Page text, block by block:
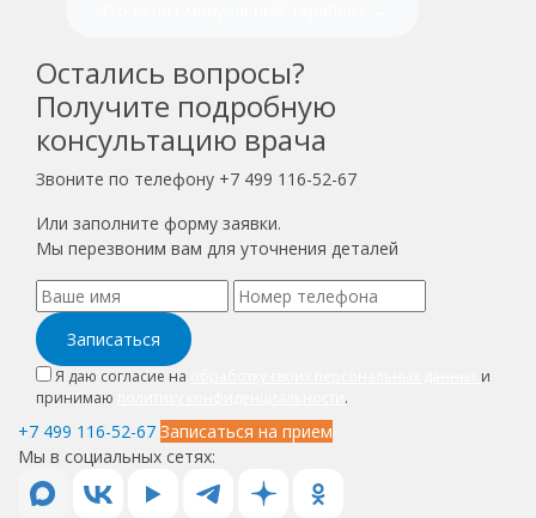
Остались вопросы?
Получите подробную
консультацию врача
Звоните по телефону +7 499 116-52-67
Или заполните форму заявки.
Мы перезвоним вам для уточнения деталей
Записаться
Я даю согласие на
и
принимаю
.
+7 499 116-52-67 Записаться на прием
Мы в социальных сетях: